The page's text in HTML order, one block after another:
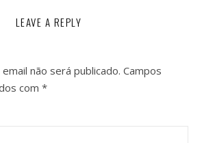
LEAVE A REPLY
não será publicado. Campos
com *